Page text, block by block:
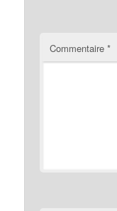
Commentaire*